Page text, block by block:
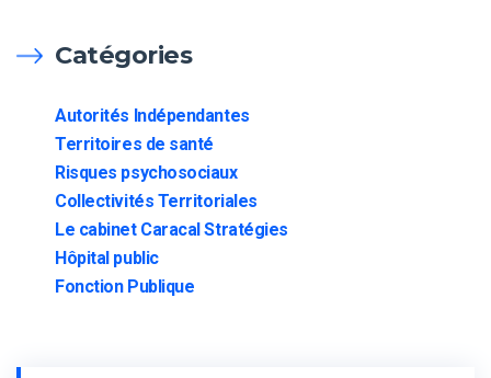
Catégories
Autorités Indépendantes
Territoires de santé
Risques psychosociaux
Collectivités Territoriales
Le cabinet Caracal Stratégies
Hôpital public
Fonction Publique